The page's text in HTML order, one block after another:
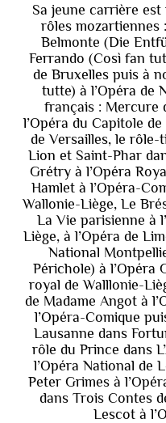
Sa jeune carrière est
rôles mozartiennes
Belmonte (Die
Ferrando (Così fan
de Bruxelles puis à
tutte) à l’Opéra de
français : Mercure
l’Opéra du Capitole
de Versailles, le
Lion et Saint-Phar
Grétry à l’Opéra
Hamlet à l’Opéra-
Wallonie-Liège, Le
La Vie parisienne à
Liège, à l’Opéra de
National
Périchole) à l’Opéra
royal de Walllonie-
de Madame Angot à
l’Opéra-Comique
Lausanne dans
rôle du Prince dans
l’Opéra National de
Peter Grimes à
dans Trois Contes
Lescot à